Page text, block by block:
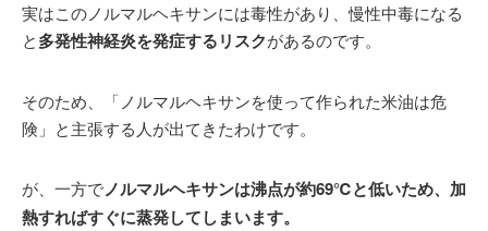
実はこのノルマルヘキサンには毒性があり、慢性中毒になる
と多発性神経炎を発症するリスクがあるのです。
そのため、「ノルマルヘキサンを使って作られた米油は危
険」と主張する人が出てきたわけです。
が、一方でノルマルヘキサンは沸点が約69℃と低いため、加
熱すればすぐに蒸発してしまいます。